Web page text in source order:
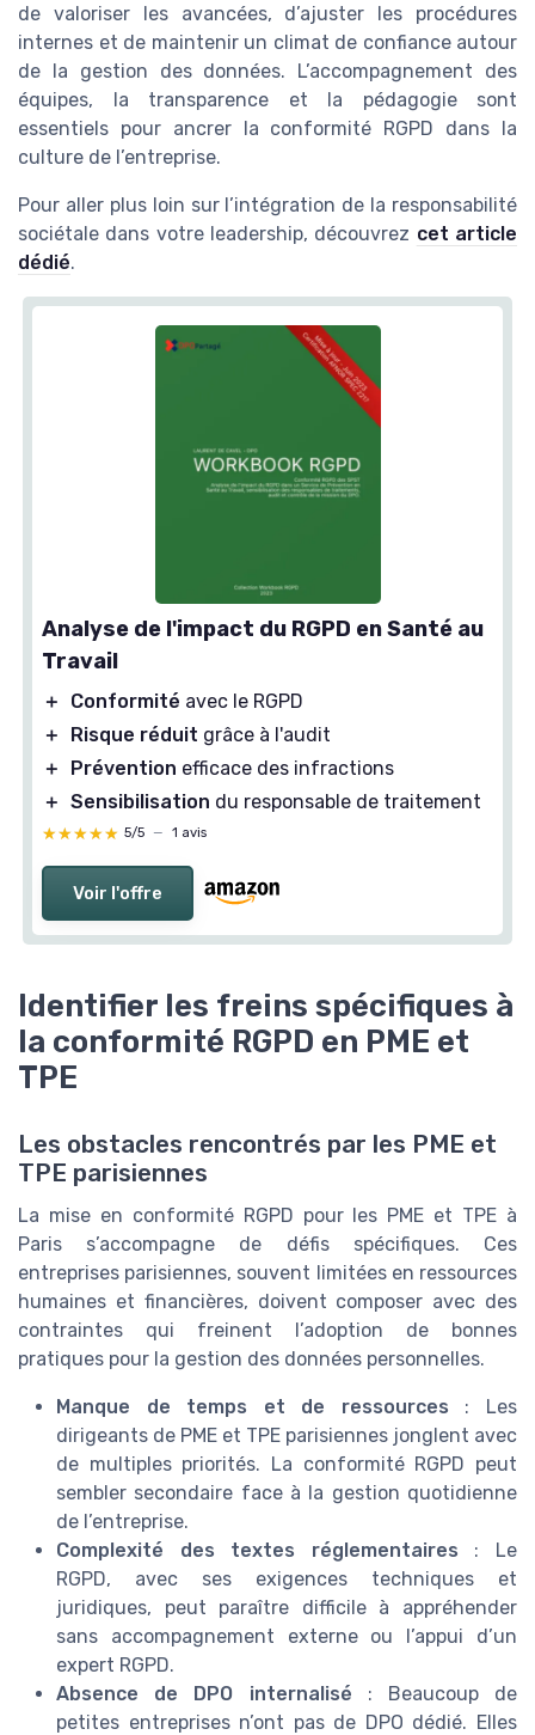
de valoriser les avancées, d’ajuster les procédures
internes et de maintenir un climat de confiance autour
de la gestion des données. L’accompagnement des
équipes, la transparence et la pédagogie sont
essentiels pour ancrer la conformité RGPD dans la
culture de l’entreprise.
Pour aller plus loin sur l’intégration de la responsabilité
sociétale dans votre leadership, découvrez cet article
dédié.
Analyse de l'impact du RGPD en Santé au
Travail
＋ Conformité avec le RGPD
＋
Risque réduit grâce à l'audit
＋
Prévention efficace des infractions
＋ Sensibilisation du responsable de traitement
★★★★★
★★★★★ 5/5 — 1 avis
Voir l'offre
Identifier les freins spécifiques à
la conformité RGPD en PME et
TPE
Les obstacles rencontrés par les PME et
TPE parisiennes
La mise en conformité RGPD pour les PME et TPE à
Paris s’accompagne de défis spécifiques. Ces
entreprises parisiennes, souvent limitées en ressources
humaines et financières, doivent composer avec des
contraintes qui freinent l’adoption de bonnes
pratiques pour la gestion des données personnelles.
Manque de temps et de ressources : Les
dirigeants de PME et TPE parisiennes jonglent avec
de multiples priorités. La conformité RGPD peut
sembler secondaire face à la gestion quotidienne
de l’entreprise.
Complexité des textes réglementaires : Le
RGPD, avec ses exigences techniques et
juridiques, peut paraître difficile à appréhender
sans accompagnement externe ou l’appui d’un
expert RGPD.
Absence de DPO internalisé : Beaucoup de
petites entreprises n’ont pas de DPO dédié. Elles